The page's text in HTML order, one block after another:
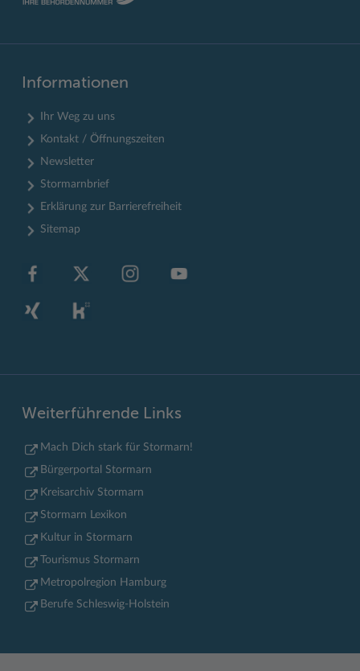
Informationen
Ihr Weg zu uns
Kontakt / Öffnungszeiten
Newsletter
Stormarnbrief
Erklärung zur Barrierefreiheit
Sitemap
Weiterführende Links
Mach Dich stark für Stormarn!
Bürgerportal Stormarn
Kreisarchiv Stormarn
Stormarn Lexikon
Kultur in Stormarn
Tourismus Stormarn
Metropolregion Hamburg
Berufe Schleswig-Holstein